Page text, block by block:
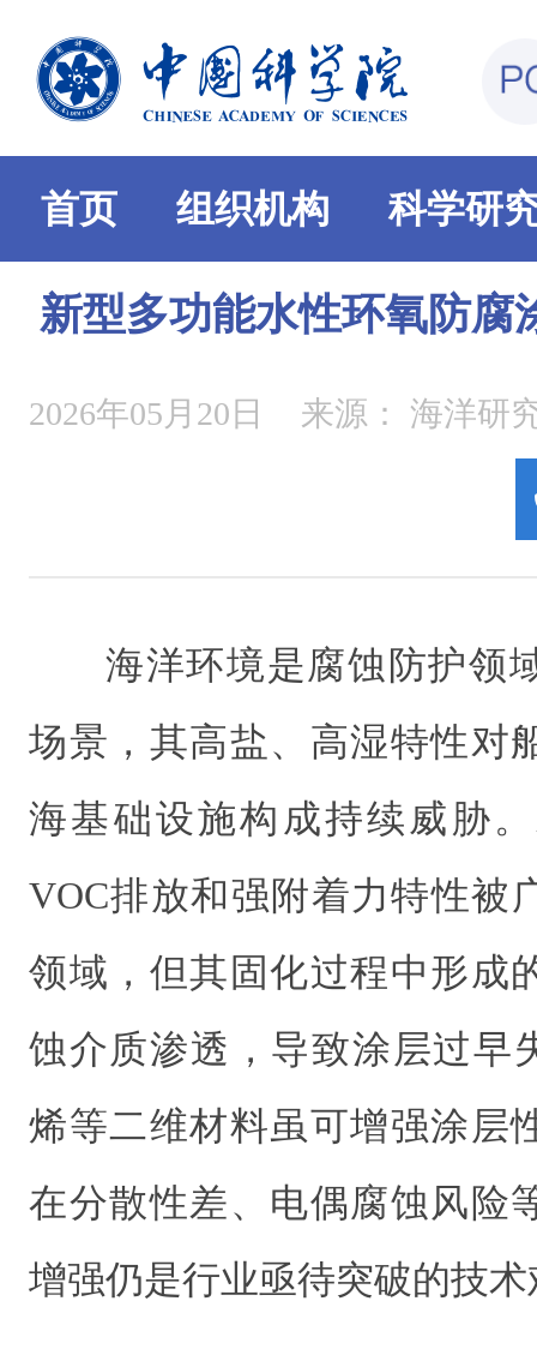
首页 组织机构 科学研
新型多功能水性环氧防腐
2026年05月20日 来源： 海洋研
海洋环境是腐蚀防护领
场景，其高盐、高湿特性对
海基础设施构成持续威胁
VOC排放和强附着力特性被
领域，但其固化过程中形成
蚀介质渗透，导致涂层过早
烯等二维材料虽可增强涂层
在分散性差、电偶腐蚀风险
增强仍是行业亟待突破的技